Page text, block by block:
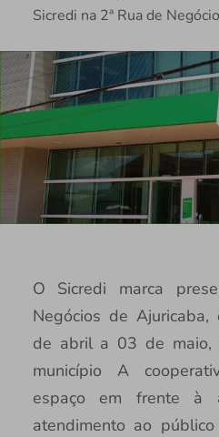
Sicredi na 2ª Rua de
O Sicredi marca
Negócios de
de abril a 03 de maio,
município A
espaço em frente à
atendimento ao